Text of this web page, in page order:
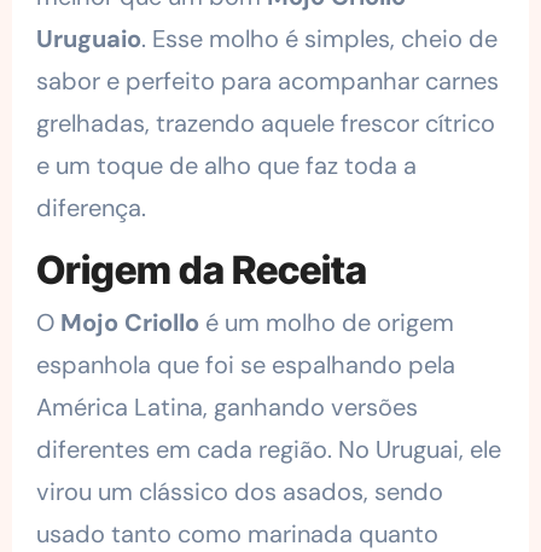
Uruguaio. Esse molho é simples, cheio de
sabor e perfeito para acompanhar carnes
grelhadas, trazendo aquele frescor cítrico
e um toque de alho que faz toda a
diferença.
Origem da Receita
O Mojo Criolloé um molho de origem
espanhola que foi se espalhando pela
América Latina, ganhando versões
diferentes em cada região. No Uruguai, ele
virou um clássico dos asados, sendo
usado tanto como marinada quanto